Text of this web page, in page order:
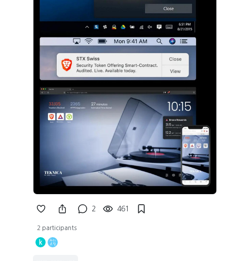
2 461
2 participants
k